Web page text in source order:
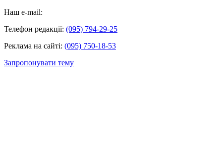
Наш e-mail:
Телефон редакції: (095) 794-29-25
Реклама на сайті: (095) 750-18-53
Запропонувати тему